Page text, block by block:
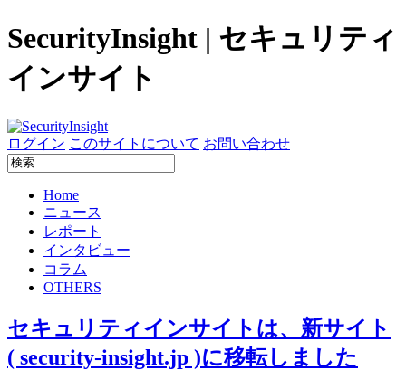
SecurityInsight | セキュリティ
インサイト
ログイン このサイトについて お問い合わせ
Home
ニュース
レポート
インタビュー
コラム
OTHERS
セキュリティインサイトは、新サイト
( security-insight.jp )に移転しました